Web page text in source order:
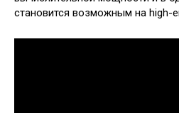
становится возможным на high-